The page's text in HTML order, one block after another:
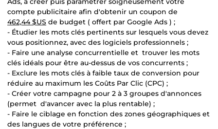
compte publicitaire afin d'obtenir un coupon de
462,44 $US de budget ( offert par Google Ads ) ;
- Étudier les mots clés pertinents sur lesquels vous devez
vous positionnez, avec des logiciels professionnels ;
- Faire une analyse concurrentielle et trouver les mots
clés idéals pour être au-dessus de vos concurrents ;
- Exclure les mots clés à faible taux de conversion pour
réduire au maximum les Coûts Par Clic (CPC) ;
- Créer votre campagne pour 2 à 3 groupes d'annonces
(permet d'avancer avec la plus rentable) ;
- Faire le ciblage en fonction des zones géographiques et
des langues de votre préférence ;